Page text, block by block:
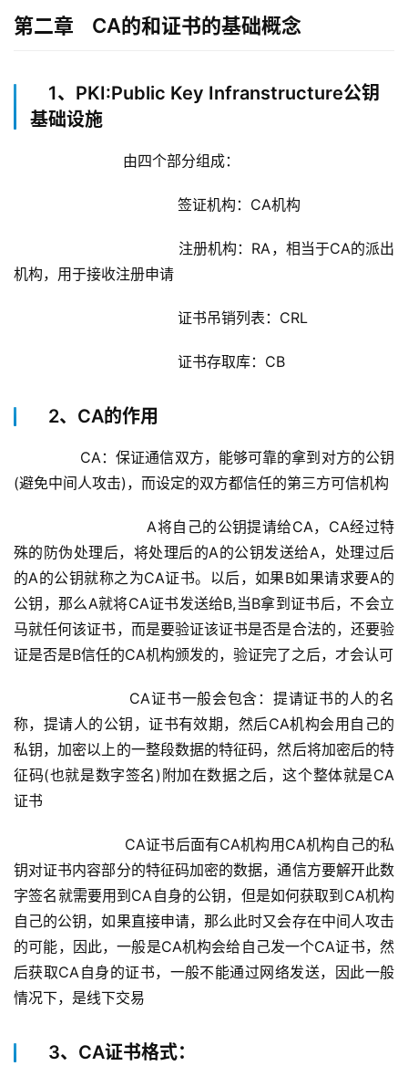
第二章 CA的和证书的基础概念
1、PKI:Public Key Infranstructure公钥
基础设施
		        由四个部分组成：
			            签证机构：CA机构
机构，用于接收注册申请
			            证书吊销列表：CRL
			            证书存取库：CB
2、CA的作用
CA：保证通信双方，能够可靠的拿到对方的公钥
(避免中间人攻击)，而设定的双方都信任的第三方可信机构
殊的防伪处理后，将处理后的A的公钥发送给A，处理过后
的A的公钥就称之为CA证书。以后，如果B如果请求要A的
公钥，那么A就将CA证书发送给B,当B拿到证书后，不会立
马就任何该证书，而是要验证该证书是否是合法的，还要验
证是否是B信任的CA机构颁发的，验证完了之后，才会认可
称，提请人的公钥，证书有效期，然后CA机构会用自己的
私钥，加密以上的一整段数据的特征码，然后将加密后的特
征码(也就是数字签名)附加在数据之后，这个整体就是CA
证书
钥对证书内容部分的特征码加密的数据，通信方要解开此数
字签名就需要用到CA自身的公钥，但是如何获取到CA机构
自己的公钥，如果直接申请，那么此时又会存在中间人攻击
的可能，因此，一般是CA机构会给自己发一个CA证书，然
后获取CA自身的证书，一般不能通过网络发送，因此一般
情况下，是线下交易
3、CA证书格式：